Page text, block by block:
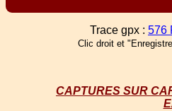
Trace gpx : 576
Clic droit et
CAPTURES SUR